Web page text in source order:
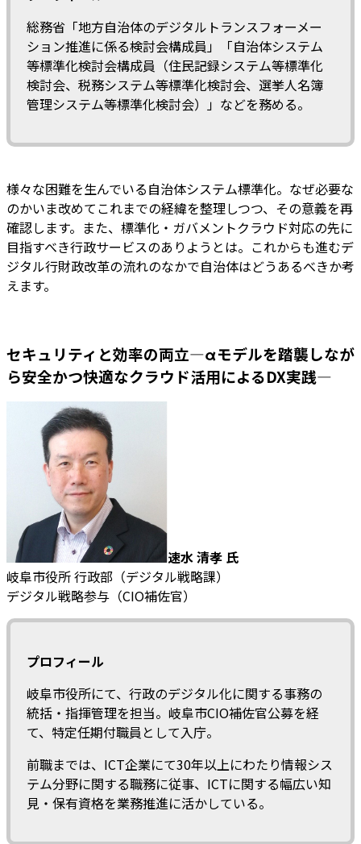
総務省「地方自治体のデジタルトランスフォーメー
ション推進に係る検討会構成員」「自治体システム
等標準化検討会構成員（住民記録システム等標準化
検討会、税務システム等標準化検討会、選挙人名簿
管理システム等標準化検討会）」などを務める。
様々な困難を生んでいる自治体システム標準化。なぜ必要な
のかいま改めてこれまでの経緯を整理しつつ、その意義を再
確認します。また、標準化・ガバメントクラウド対応の先に
目指すべき行政サービスのありようとは。これからも進むデ
ジタル行財政改革の流れのなかで自治体はどうあるべきか考
えます。
セキュリティと効率の両立—αモデルを踏襲しなが
ら安全かつ快適なクラウド活用によるDX実践—
速水 清孝 氏
岐阜市役所 行政部（デジタル戦略課）
デジタル戦略参与（CIO補佐官）
プロフィール
岐阜市役所にて、行政のデジタル化に関する事務の
統括・指揮管理を担当。岐阜市CIO補佐官公募を経
て、特定任期付職員として入庁。
前職までは、ICT企業にて30年以上にわたり情報シス
テム分野に関する職務に従事、ICTに関する幅広い知
見・保有資格を業務推進に活かしている。